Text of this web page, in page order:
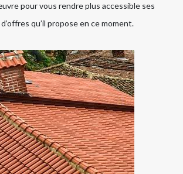
pour vous rendre plus accessible ses
qu’il propose en ce moment.